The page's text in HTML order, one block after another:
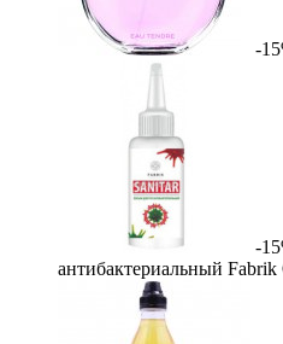
-
-
антибактериальный Fabrik